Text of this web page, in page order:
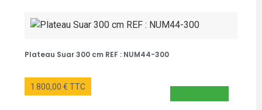
Plateau Suar 300 cm REF : NUM44-300
1 800,00 € TTC